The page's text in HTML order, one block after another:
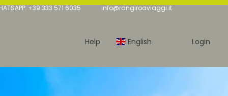
+39 333 571 6035 info@rangiroaviaggi.it
Help English Login